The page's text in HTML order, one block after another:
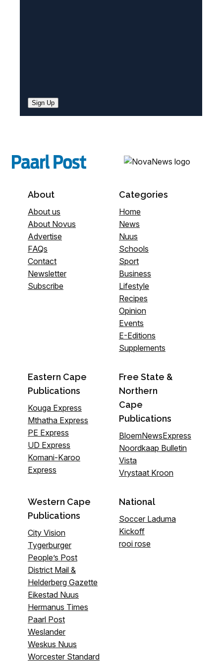
Sign Up
About
About us
About Novus
Advertise
FAQs
Contact
Newsletter
Subscribe
Categories
Home
News
Nuus
Schools
Sport
Business
Lifestyle
Recipes
Opinion
Events
E-Editions
Supplements
Eastern Cape
Publications
Kouga Express
Mthatha Express
PE Express
UD Express
Komani-Karoo
Express
Free State &
Northern
Cape
Publications
BloemNewsExpress
Noordkaap Bulletin
Vista
Vrystaat Kroon
Western Cape
Publications
City Vision
Tygerburger
People’s Post
District Mail &
Helderberg Gazette
Eikestad Nuus
Hermanus Times
Paarl Post
Weslander
Weskus Nuus
Worcester Standard
National
Soccer Laduma
Kickoff
rooi rose